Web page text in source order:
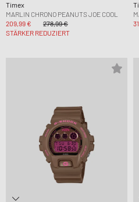
Timex
MARLIN CHRONO PEANUTS JOE COOL
209,99 €
278,99 €
STÄRKER REDUZIERT